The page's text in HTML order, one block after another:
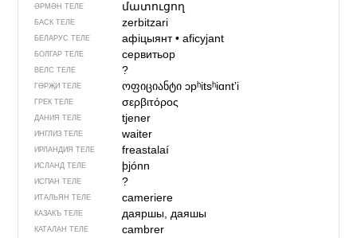
ӘРМӘН ТЕЛЕ մատուցող
БАСК ТЕЛЕ zerbitzari
БЕЛАРУС ТЕЛЕ афіцыянт• aficyjant
БОЛГАР ТЕЛЕ сервитьор
ВЕЛС ТЕЛЕ ?
ГӨРҖИ ТЕЛЕ ოფიციანტიɔpʰitsʰiɑntʼi
ГРЕК ТЕЛЕ σερβιτόρος
ДАНИЯ ТЕЛЕ tjener
ИНГЛИЗ ТЕЛЕ waiter
ИРЛАНДИЯ ТЕЛЕ freastalaí
ИСЛАНД ТЕЛЕ þjónn
ИСПАН ТЕЛЕ ?
ИТАЛЬЯН ТЕЛЕ cameriere
КАЗАКЪ ТЕЛЕ даяршы, даяшы
КАТАЛАН ТЕЛЕ cambrer